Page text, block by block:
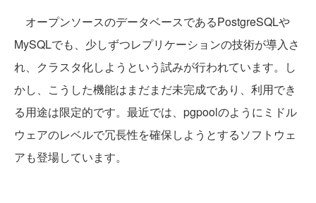
オープンソースのデータベースであるPostgreSQLや
MySQLでも、少しずつレプリケーションの技術が導入さ
れ、クラスタ化しようという試みが行われています。し
かし、こうした機能はまだまだ未完成であり、利用でき
る用途は限定的です。最近では、pgpoolのようにミドル
ウェアのレベルで冗長性を確保しようとするソフトウェ
アも登場しています。